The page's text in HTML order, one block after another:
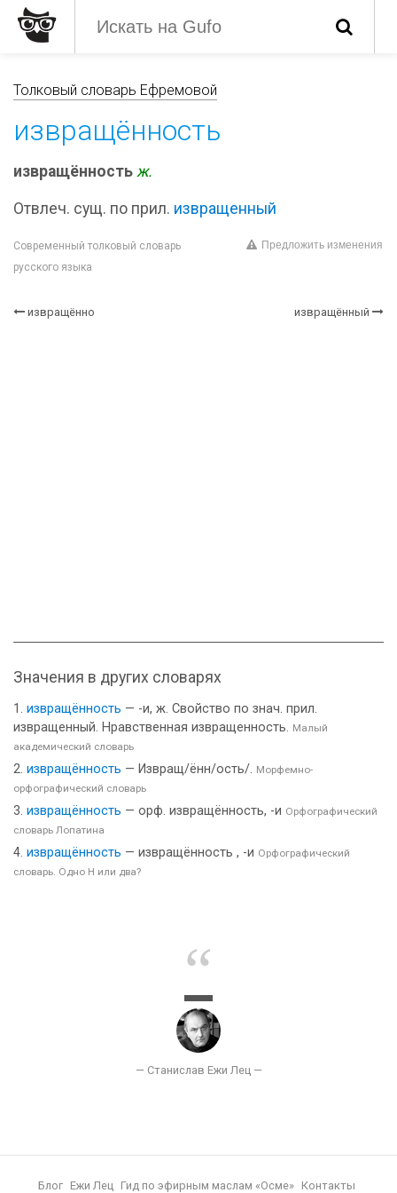
Толковый словарь Ефремовой
извращённость
извращённость ж.
Отвлеч. сущ. по прил. извращенный
Современный толковый словарь
русского языка
Предложить изменения
извращённо извращённый
Значения в других словарях
извращённость — -и, ж. Свойство по знач. прил.
извращенный. Нравственная извращенность. Малый
академический словарь
извращённость — Извращ/ённ/ость/. Морфемно-
орфографический словарь
извращённость — орф. извращённость, -и Орфографический
словарь Лопатина
извращённость — извращённость , -и Орфографический
словарь. Одно Н или два?
Блог Ежи Лец Гид по эфирным маслам «Осме» Контакты